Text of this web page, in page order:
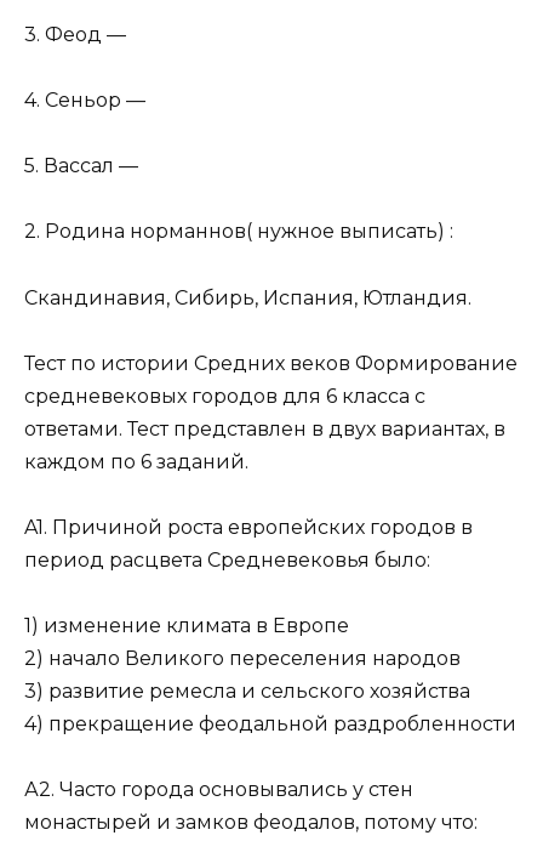
3. Феод —
4. Сеньор —
5. Вассал —
2. Родина норманнов( нужное выписать) :
Скандинавия, Сибирь, Испания, Ютландия.
Тест по истории Средних веков Формирование
средневековых городов для 6 класса с
ответами. Тест представлен в двух вариантах, в
каждом по 6 заданий.
A1. Причиной роста европейских городов в
период рас­цвета Средневековья было:
1) изменение климата в Европе
2) начало Великого переселения народов
3) развитие ремесла и сельского хозяйства
4) прекращение феодальной раздробленности
А2. Часто города основывались у стен
монастырей и зам­ков феодалов, потому что: